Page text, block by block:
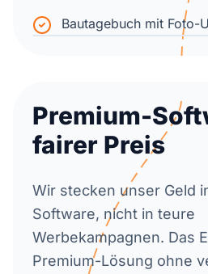
Bautagebuch mit Foto-
Premium-
fairer Preis
Wir stecken unser Geld
Software, nicht in teure
Werbekampagnen. Das
Premium-Lösung ohne